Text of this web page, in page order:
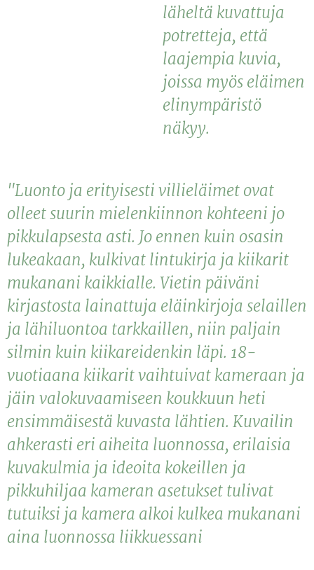
läheltä kuvattuja
potretteja, että
laajempia kuvia,
joissa myös eläimen
elinympäristö
näkyy.
"Luonto ja erityisesti villieläimet ovat
olleet suurin mielenkiinnon kohteeni jo
pikkulapsesta asti. Jo ennen kuin osasin
lukeakaan, kulkivat lintukirja ja kiikarit
mukanani kaikkialle. Vietin päiväni
kirjastosta lainattuja eläinkirjoja selaillen
ja lähiluontoa tarkkaillen, niin paljain
silmin kuin kiikareidenkin läpi. 18-
vuotiaana kiikarit vaihtuivat kameraan ja
jäin valokuvaamiseen koukkuun heti
ensimmäisestä kuvasta lähtien. Kuvailin
ahkerasti eri aiheita luonnossa, erilaisia
kuvakulmia ja ideoita kokeillen ja
pikkuhiljaa kameran asetukset tulivat
tutuiksi ja kamera alkoi kulkea mukanani
aina luonnossa liikkuessani